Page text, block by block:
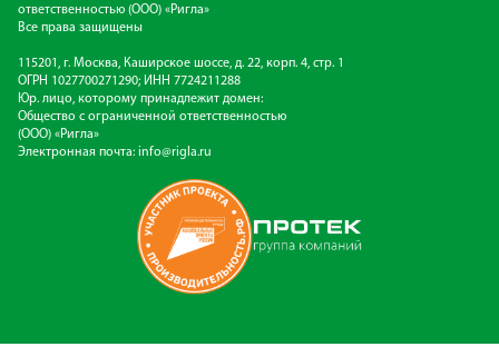
ответственностью (ООО) «Ригла»
Все права защищены
115201, г. Москва, Каширское шоссе, д. 22, корп. 4, стр. 1
ОГРН 1027700271290; ИНН 7724211288
Юр. лицо, которому принадлежит домен:
Общество с ограниченной ответственностью
(ООО) «Ригла»
Электронная почта: info@rigla.ru